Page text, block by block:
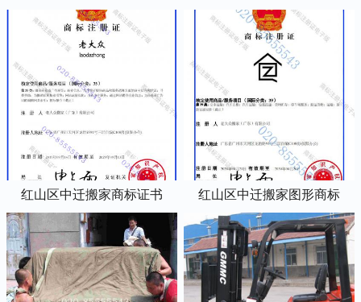
红山区中迁搬家商标证书 红山区中迁搬家图形商标